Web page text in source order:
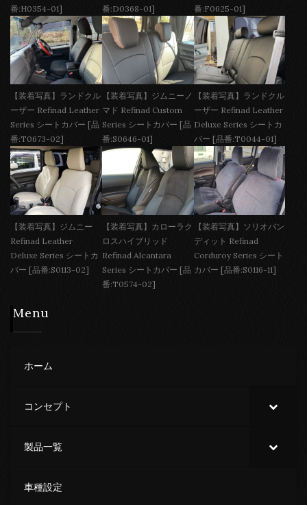
番:H0354-01]
番:D0368-01]
番:F0625-01]
【装着写真】ランドクル
ーザー Refinad Leather
Series シートカバー [品
番:T0673-02]
【装着写真】ジムニーノ
マド Refinad Custom
Series シートカバー [品
番:S0646-01]
【装着写真】ランドクル
ーザー Refinad Leather
Deluxe Series シートカ
バー [品番:T0044-01]
【装着写真】ジムニー
Refinad Leather
Deluxe Series シートカ
バー [品番:S0113-02]
【装着写真】カローラク
ロスハイブリッド
Refinad Alcantara
Series シートカバー [品
番:T0574-02]
【装着写真】ソリオバン
ディット Refinad
Corduroy Series シート
カバー [品番:S0116-11]
Menu
ホーム
コンセプト
製品一覧
車種設定